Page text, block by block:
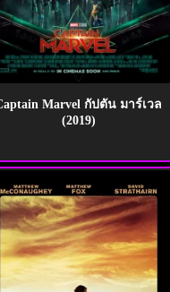
Marvel กัปตัน มาร์เวล
(2019)